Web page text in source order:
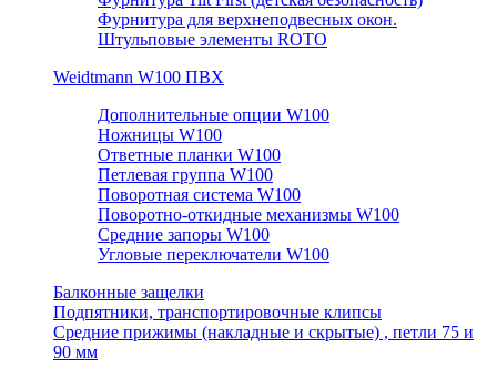
Фурнитура для верхнеподвесных окон.
Штульповые элементы ROTO
Weidtmann W100 ПВХ
Дополнительные опции W100
Ножницы W100
Ответные планки W100
Петлевая группа W100
Поворотная система W100
Поворотно-откидные механизмы W100
Средние запоры W100
Угловые переключатели W100
Балконные защелки
Подпятники, транспортировочные клипсы
Средние прижимы (накладные и скрытые) , петли 75 и
90 мм